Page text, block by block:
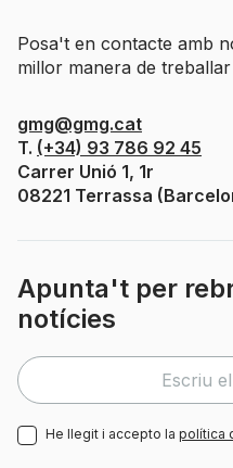
Posa't en contacte amb
millor manera de
gmg@gmg.cat
T. (+34) 93 786 92 45
Carrer Unió 1, 1r
08221 Terrassa
Apunta't per
notícies
He llegit i accepto la política